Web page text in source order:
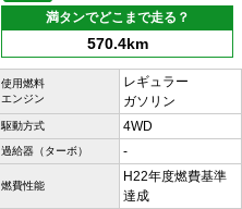
満タンでどこまで走る？
570.4km
使用燃料
エンジン
レギュラー
ガソリン
駆動方式 4WD
過給器（ターボ） -
燃費性能
H22年度燃費基準
達成